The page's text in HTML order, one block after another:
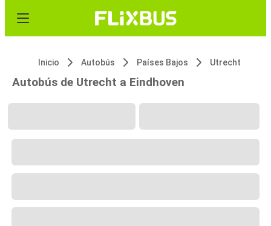
Inicio Autobús Países Bajos Utrecht
Autobús de Utrecht a Eindhoven